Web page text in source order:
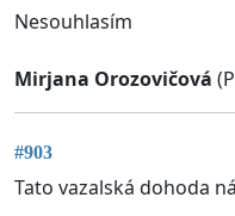
Nesouhlasím
Mirjana Orozovičová
#903
Tato vazalská dohoda